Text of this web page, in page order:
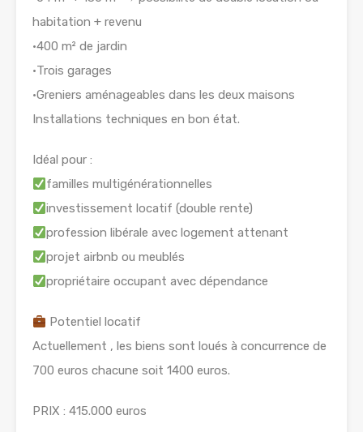
habitation + revenu
•400 m² de jardin
•Trois garages
•Greniers aménageables dans les deux maisons
Installations techniques en bon état.
Idéal pour :
familles multigénérationnelles
investissement locatif (double rente)
profession libérale avec logement attenant
projet airbnb ou meublés
propriétaire occupant avec dépendance
Potentiel locatif
Actuellement , les biens sont loués à concurrence de
700 euros chacune soit 1400 euros.
PRIX : 415.000 euros